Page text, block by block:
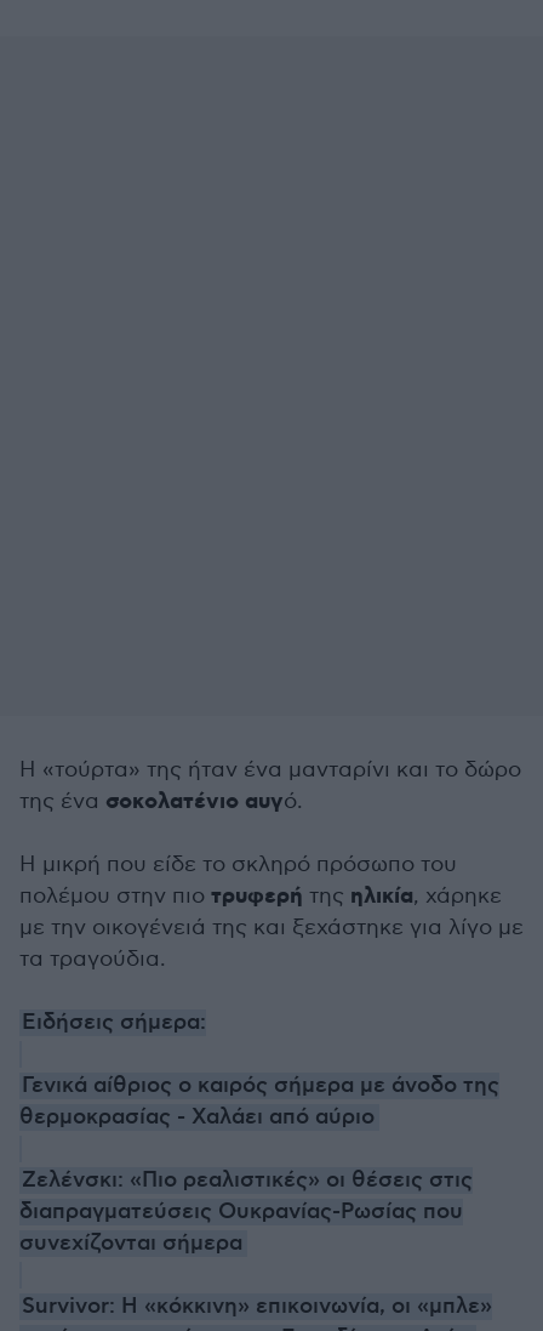
Η «τούρτα» της ήταν ένα μανταρίνι και το δώρο
της ένα σοκολατένιο αυγό.
Η μικρή που είδε το σκληρό πρόσωπο του
πολέμου στην πιο τρυφερή της ηλικία, χάρηκε
με την οικογένειά της και ξεχάστηκε για λίγο με
τα τραγούδια.
Ειδήσεις σήμερα:
Γενικά αίθριος ο καιρός σήμερα με άνοδο της
θερμοκρασίας - Χαλάει από αύριο
Ζελένσκι: «Πιο ρεαλιστικές» οι θέσεις στις
διαπραγματεύσεις Ουκρανίας-Ρωσίας που
συνεχίζονται σήμερα
Survivor: Η «κόκκινη» επικοινωνία, οι «μπλε»